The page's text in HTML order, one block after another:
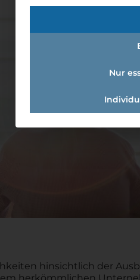
hinsichtlich der
Nur